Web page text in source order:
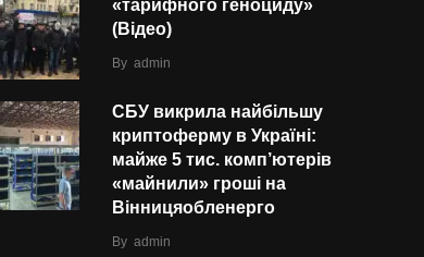
«тарифного геноциду»
(Відео)
By admin
СБУ викрила найбільшу
криптоферму в Україні:
майже 5 тис. комп’ютерів
«майнили» гроші на
Вінницяобленерго
By admin